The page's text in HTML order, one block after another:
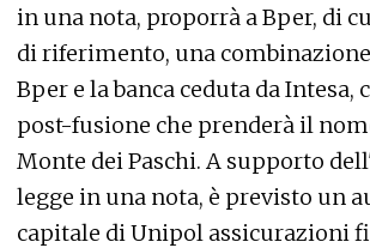
in una nota, proporrà a Bper, di
di riferimento, una
Bper e la banca ceduta da Intesa,
post-fusione che prenderà il
Monte dei Paschi. A supporto
legge in una nota, è previsto un
capitale di Unipol assicurazioni